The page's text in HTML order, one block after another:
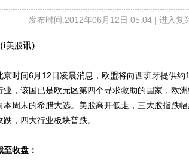
发布时间:2012年06月12日 05:04 | 进入复
（i美股讯）
间6月12日凌晨消息，欧盟将向西班牙提供约
业，该国已是欧元区第四个寻求救助的国家，欧
本周末的希腊大选。美股高开低走，三大股指跌
跌，四大行业板块普跌。
至收盘：